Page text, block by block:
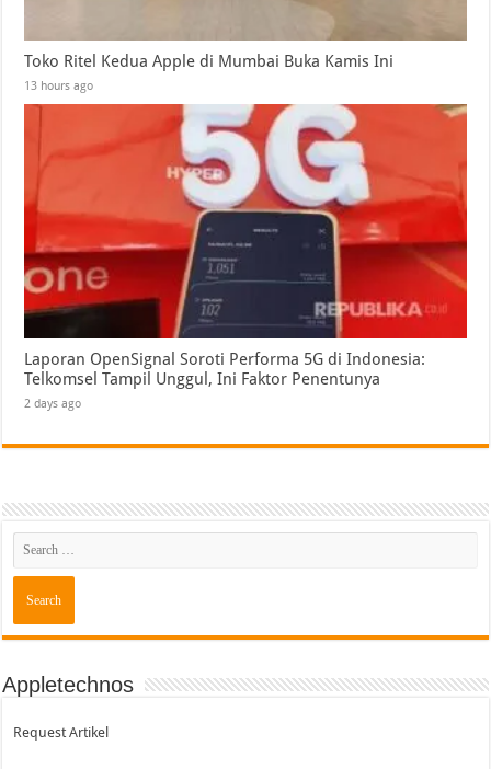
Toko Ritel Kedua Apple di Mumbai Buka Kamis Ini
13 hours ago
Laporan OpenSignal Soroti Performa 5G di Indonesia:
Telkomsel Tampil Unggul, Ini Faktor Penentunya
2 days ago
Appletechnos
Request Artikel